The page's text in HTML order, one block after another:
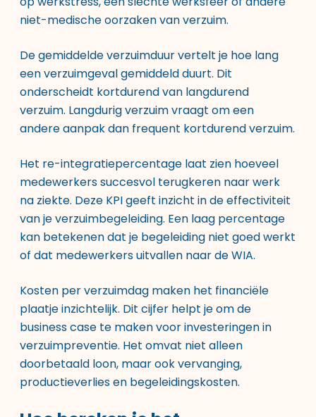
niet-medische oorzaken van verzuim.
De gemiddelde verzuimduur vertelt je hoe lang
een verzuimgeval gemiddeld duurt. Dit
onderscheidt kortdurend van langdurend
verzuim. Langdurig verzuim vraagt om een
andere aanpak dan frequent kortdurend verzuim.
Het re-integratiepercentage laat zien hoeveel
medewerkers succesvol terugkeren naar werk
na ziekte. Deze KPI geeft inzicht in de effectiviteit
van je verzuimbegeleiding. Een laag percentage
kan betekenen dat je begeleiding niet goed werkt
of dat medewerkers uitvallen naar de WIA.
Kosten per verzuimdag maken het financiële
plaatje inzichtelijk. Dit cijfer helpt je om de
business case te maken voor investeringen in
verzuimpreventie. Het omvat niet alleen
doorbetaald loon, maar ook vervanging,
productieverlies en begeleidingskosten.